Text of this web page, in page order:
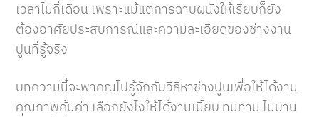
เวลาไม่กี่เดือน เพราะแม้แต่การฉาบผนังให้เรียบก็ยัง
ต้องอาศัยประสบการณ์และความละเอียดของช่างงาน
ปูนที่รู้จริง
บทความนี้จะพาคุณไปรู้จักกับวิธีหาช่างปูนเพื่อให้ได้งาน
คุณภาพคุ้มค่า เลือกยังไงให้ได้งานเนี้ยบ ทนทาน ไม่บาน